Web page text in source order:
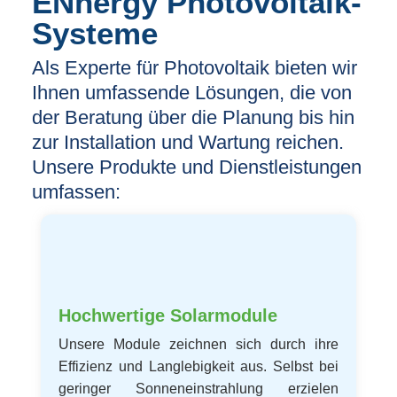
Systeme
Als Experte für Photovoltaik bieten wir
Ihnen umfassende Lösungen, die von
der Beratung über die Planung bis hin
zur Installation und Wartung reichen.
Unsere Produkte und Dienstleistungen
umfassen:
Hochwertige Solarmodule
Unsere Module zeichnen sich durch ihre
Effizienz und Langlebigkeit aus. Selbst bei
geringer Sonneneinstrahlung erzielen